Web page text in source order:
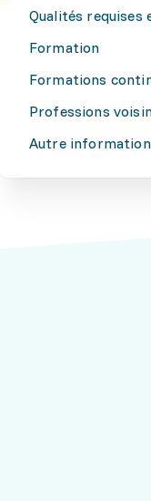
Qualités requises
Formation
Formations
Professions
Autre information